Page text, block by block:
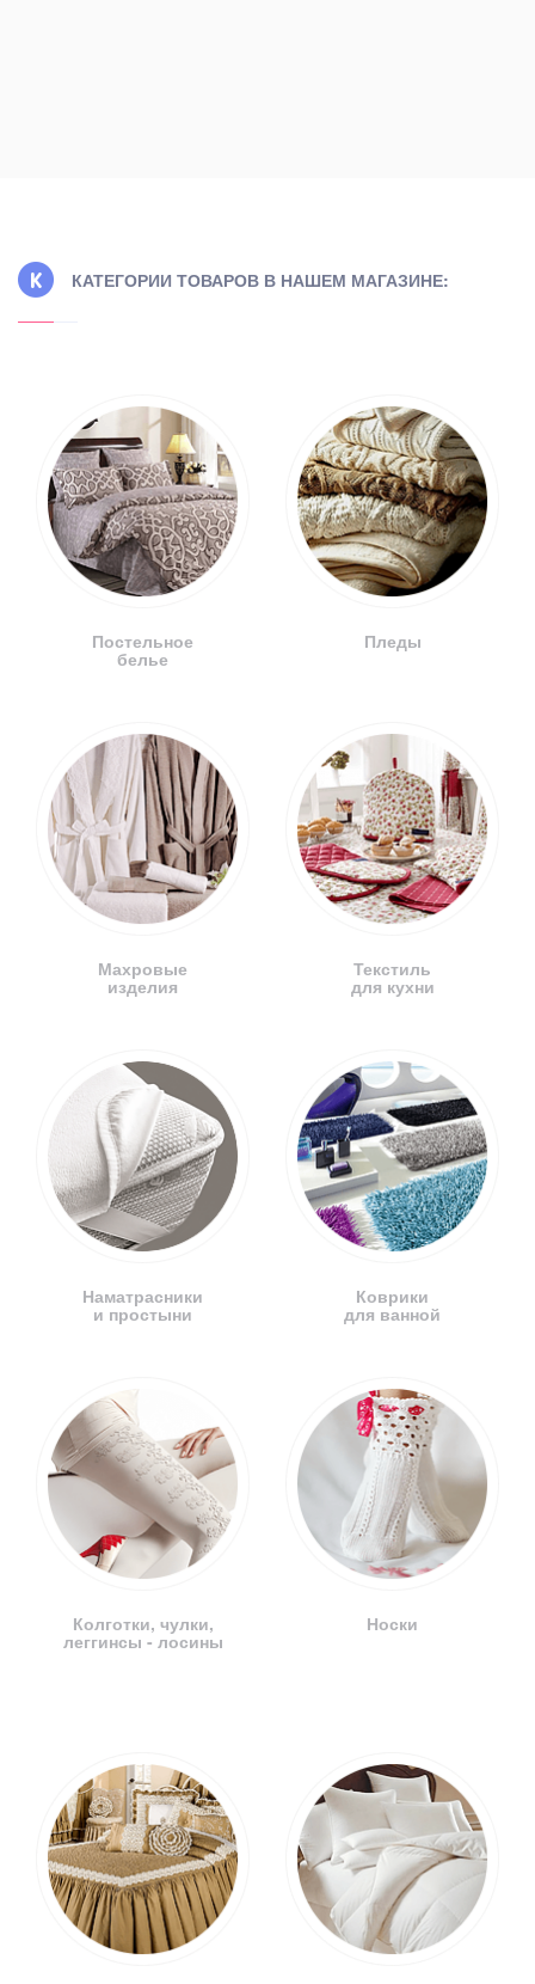
КАТЕГОРИИ ТОВАРОВ В НАШЕМ МАГАЗИНЕ:
Постельное
белье
Махровые
изделия
Наматрасники
и простыни
Колготки, чулки,
леггинсы - лосины
Пледы
Текстиль
для кухни
Коврики
для ванной
Носки